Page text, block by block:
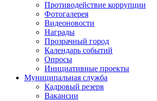
Противодействие коррупции
Фотогалерея
Видеоновости
Награды
Прозрачный город
Календарь событий
Опросы
Инициативные проекты
Муниципальная служба
Кадровый резерв
Вакансии